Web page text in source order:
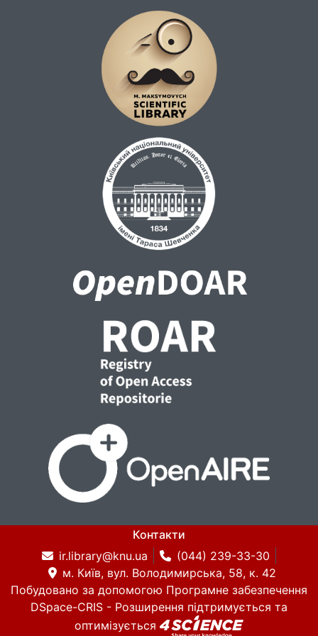
Контакти
ir.library@knu.ua
(044) 239-33-30
м. Київ, вул. Володимирська, 58, к. 42
Побудовано за допомогою Програмне забезпечення
DSpace-CRIS - Розширення підтримується та
оптимізується